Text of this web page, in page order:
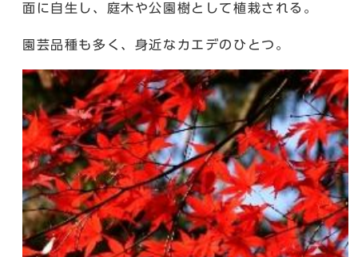
面に自生し、庭木や公園樹として植栽される。
園芸品種も多く、身近なカエデのひとつ。